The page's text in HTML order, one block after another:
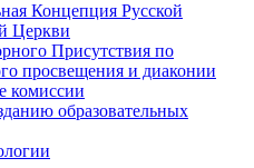
Концепция Русской
Церкви
Присутствия по
просвещения и диаконии
комиссии
образовательных